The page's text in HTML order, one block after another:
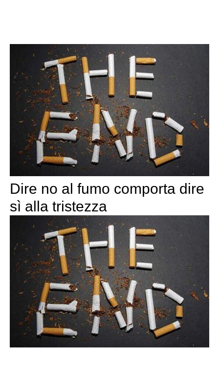
Dire no al fumo comporta dire
sì alla tristezza